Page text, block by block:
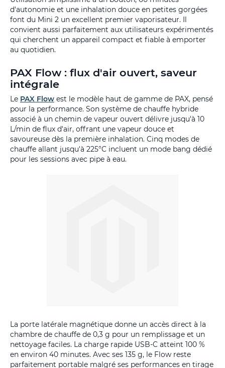
d'autonomie et une inhalation douce en petites gorgées
font du Mini 2 un excellent premier vaporisateur. Il
convient aussi parfaitement aux utilisateurs expérimentés
qui cherchent un appareil compact et fiable à emporter
au quotidien.
PAX Flow : flux d'air ouvert, saveur
intégrale
Le PAX Flow est le modèle haut de gamme de PAX, pensé
pour la performance. Son système de chauffe hybride
associé à un chemin de vapeur ouvert délivre jusqu'à 10
L/min de flux d'air, offrant une vapeur douce et
savoureuse dès la première inhalation. Cinq modes de
chauffe allant jusqu'à 225°C incluent un mode bang dédié
pour les sessions avec pipe à eau.
La porte latérale magnétique donne un accès direct à la
chambre de chauffe de 0,3 g pour un remplissage et un
nettoyage faciles. La charge rapide USB-C atteint 100 %
en environ 40 minutes. Avec ses 135 g, le Flow reste
parfaitement portable malgré ses performances en tirage